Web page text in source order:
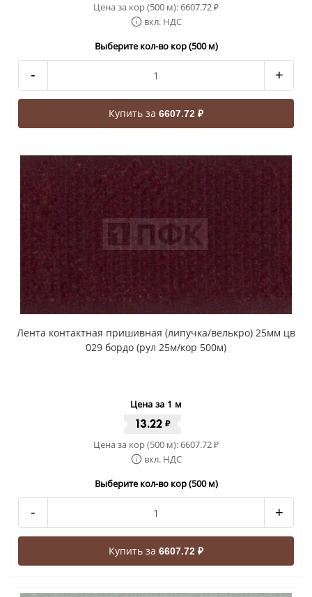
Цена за кор (500 м):6607.72₽
вкл. НДС
Выберите кол-во кор (500 м)
- +
Купить за 6607.72 ₽
Лента контактная пришивная (липучка/велькро) 25мм цв
029 бордо (рул 25м/кор 500м)
Цена за 1 м
13.22 ₽
Цена за кор (500 м):6607.72₽
вкл. НДС
Выберите кол-во кор (500 м)
- +
Купить за 6607.72 ₽